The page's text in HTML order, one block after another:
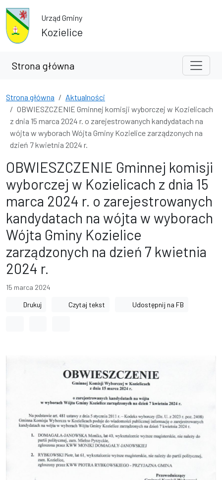
Przejdź do treści
Przejdź do wyszukiwarki
Urząd Gminy
Kozielice
Strona główna
Strona główna
Aktualności
OBWIESZCZENIE Gminnej komisji wyborczej w Kozielicach
z dnia 15 marca 2024 r. o zarejestrowanych kandydatach na
wójta w wyborach Wójta Gminy Kozielice zarządzonych na
dzień 7 kwietnia 2024 r.
OBWIESZCZENIE Gminnej komisji
wyborczej w Kozielicach z dnia 15
marca 2024 r. o zarejestrowanych
kandydatach na wójta w wyborach
Wójta Gminy Kozielice
zarządzonych na dzień 7 kwietnia
2024 r.
15 marca 2024
Drukuj Czytaj tekst Udostępnij na FB